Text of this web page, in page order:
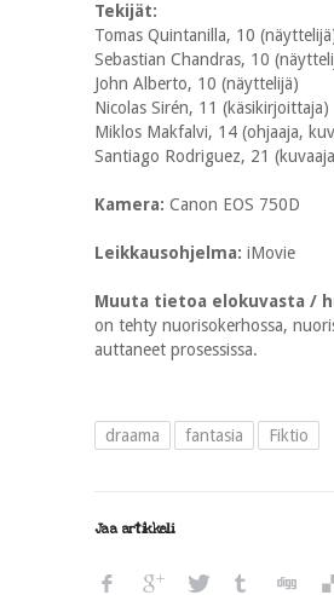
Tekijät:
Tomas Quintanilla, 10
Sebastian Chandras, 10
John Alberto, 10 (näyttelijä)
Nicolas Sirén, 11 (käsikirjoittaja)
Miklos Makfalvi, 14 (ohjaaja,
Santiago Rodriguez, 21
Kamera: Canon EOS 750D
Leikkausohjelma: iMovie
Muuta tietoa elokuvasta /
on tehty nuorisokerhossa,
auttaneet prosessissa.
draama fantasia Fiktio
Jaa artikkeli